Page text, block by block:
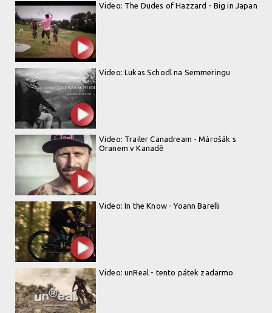
Video: The Dudes of Hazzard - Big in Japan
Video: Lukas Schodl na Semmeringu
Video: Trailer Canadream - Márošák s
Oranem v Kanadě
Video: In the Know - Yoann Barelli
Video: unReal - tento pátek zadarmo